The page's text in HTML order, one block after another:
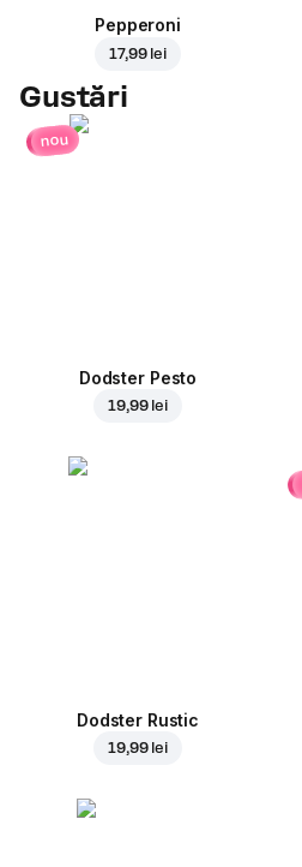
Pepperoni
17,99 lei
Gustări
nou
Dodster Pesto
19,99 lei
Dodster Rustic
19,99 lei